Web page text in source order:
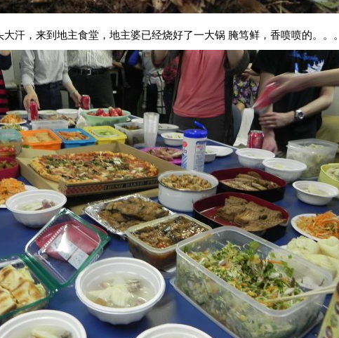
大汗，来到地主食堂，地主婆已经烧好了一大锅 腌笃鲜，香喷喷的。。。